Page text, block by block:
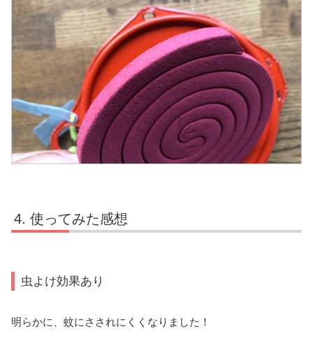
使ってみた感想
虫よけ効果あり
明らかに、蚊にさされにくくなりました！